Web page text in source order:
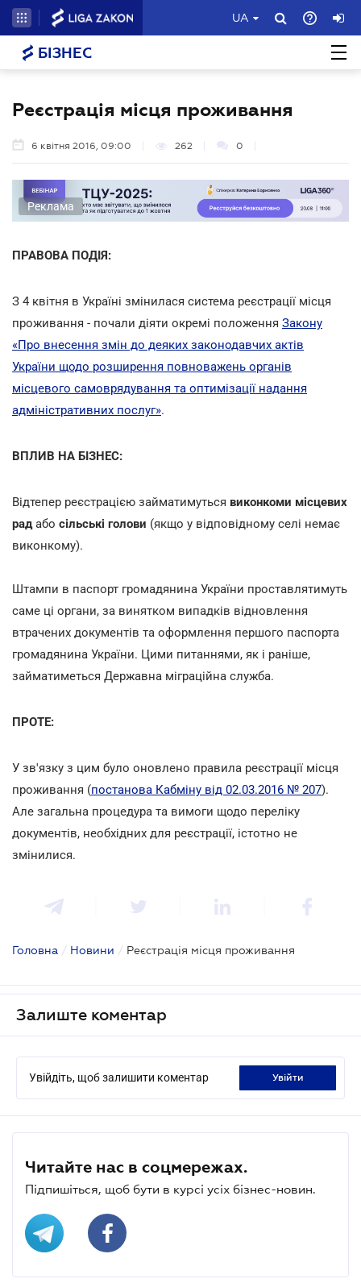
UA
БІЗНЕС
Реєстрація місця проживання
6 квітня 2016, 09:00 262 0
Реклама
ПРАВОВА ПОДІЯ:
З 4 квітня в Україні змінилася система реєстрації місця
проживання - почали діяти окремі положення Закону
«Про внесення змін до деяких законодавчих актів
України щодо розширення повноважень органів
місцевого самоврядування та оптимізації надання
адміністративних послуг».
ВПЛИВ НА БІЗНЕС:
Відтепер реєстрацією займатимуться виконкоми місцевих
радабо сільські голови (якщо у відповідному селі немає
виконкому).
Штампи в паспорт громадянина України проставлятимуть
саме ці органи, за винятком випадків відновлення
втрачених документів та оформлення першого паспорта
громадянина України. Цими питаннями, як і раніше,
займатиметься Державна міграційна служба.
ПРОТЕ:
У зв'язку з цим було оновлено правила реєстрації місця
проживання (постанова Кабміну від 02.03.2016 № 207).
Але загальна процедура та вимоги щодо переліку
документів, необхідних для реєстрації, істотно не
змінилися.
Головна / Новини / Реєстрація місця проживання
Залиште коментар
Увійдіть, щоб залишити коментар увійти
Читайте нас в соцмережах.
Підпишіться, щоб бути в курсі усіх бізнес-новин.